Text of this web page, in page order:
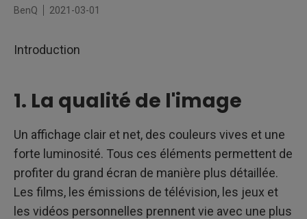
7. Réglage et résolution de l'image
BenQ 2021-03-01
Introduction
1. La qualité de l'image
Un affichage clair et net, des couleurs vives et une
forte luminosité. Tous ces éléments permettent de
profiter du grand écran de manière plus détaillée.
Les films, les émissions de télévision, les jeux et
les vidéos personnelles prennent vie avec une plus